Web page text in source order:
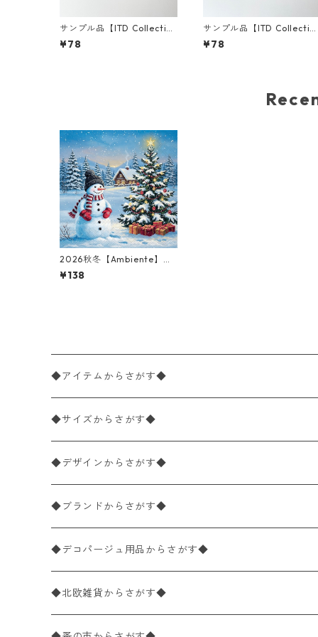
サンプル品【ITD Collectio
n】ミニサイズ ライスペーパ
ー RSM2641 デコパージュ
¥78
サンプル品【ITD Collectio
n】ミニサイズ ライスペー
ー RSM2133 デコパージュ
¥78
2026秋冬【Ambiente】バ
ラ売り2枚 ランチサイズ ペ
ーパーナプキン Cool Guard
¥138
◆アイテムからさがす◆
ペーパーナプキン2枚バラ売り
ペーパーナプキン1枚バラ売り
ペーパーナプキン20枚入りパック
ペーパーナプキン10枚入りパック
ライスペーパー
◆サイズからさがす◆
33×33cm（ランチサイズ）
バラ売り
パック売り
25×25cm（カクテルサイズ）
バラ売り
パック売り
40×40cm（ディナーサイズ）
バラ売り
パック売り
21×21cm（ポケットサイズ）
バラ売り
◆デザインからさがす◆
花柄
植物・グリーン柄
動物・鳥・昆虫・蝶柄
◆ブランドからさがす◆
ドイツ製 IHR/イア
ランチサイズ
カクテルサイズ
ドイツ製 Ambiente/アンビエンテ
ランチサイズ
◆デコパージュ用品からさがす◆
デコパージュ液
◆北欧雑貨からさがす◆